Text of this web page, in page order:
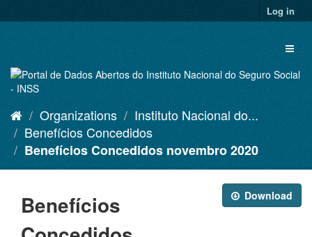
to
Log in
Organizations
Instituto Nacional do...
Benefícios Concedidos
Benefícios Concedidos novembro 2020
Download
Benefícios